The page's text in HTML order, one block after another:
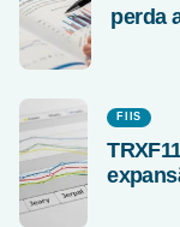
perda
FIIS